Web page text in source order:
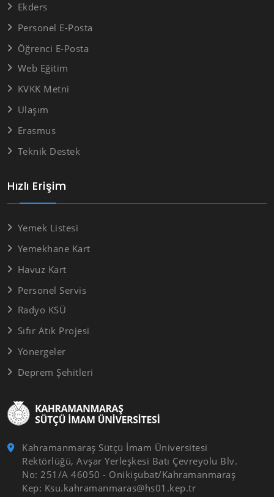
Kahramanmaraş Sütçü İmam Üniversitesi
Rektörlüğü, Avşar Yerleşkesi Batı Çevreyolu Blv.
No: 251/A 46050 - Onikişubat/Kahramanmaraş
Kep: Ksu.kahramanmaras@hs01.kep.tr
Hızlı Erişim
Yemek Listesi
Yemekhane Kart
Havuz Kart
Personel Servis
Radyo KSÜ
Sıfır Atık Projesi
Yönergeler
Deprem Şehitleri
Ekders
Personel E-Posta
Öğrenci E-Posta
Web Eğitim
KVKK Metni
Ulaşım
Erasmus
Teknik Destek